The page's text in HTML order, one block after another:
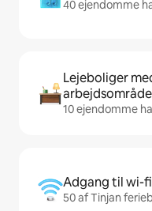
40 ejendomme
Lejeboliger
10 ejendomme
Adgang til wi-fi
50 af Tinjan